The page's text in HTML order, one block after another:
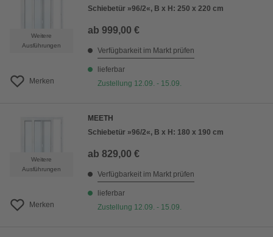
Weitere
Ausführungen
Merken
Schiebetür »96/2«, B x H: 250 x 220 cm
ab 999,00 €
Verfügbarkeit im Markt prüfen
lieferbar
Zustellung 12.09. - 15.09.
Weitere
Ausführungen
Merken
MEETH
Schiebetür »96/2«, B x H: 180 x 190 cm
ab 829,00 €
Verfügbarkeit im Markt prüfen
lieferbar
Zustellung 12.09. - 15.09.